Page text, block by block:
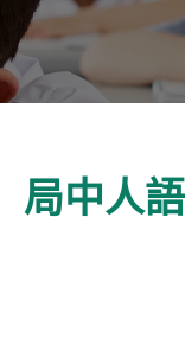
局中人語